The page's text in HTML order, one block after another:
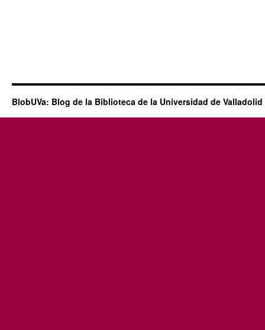
BlobUVa: Blog de la Biblioteca de la Universidad de Valladolid